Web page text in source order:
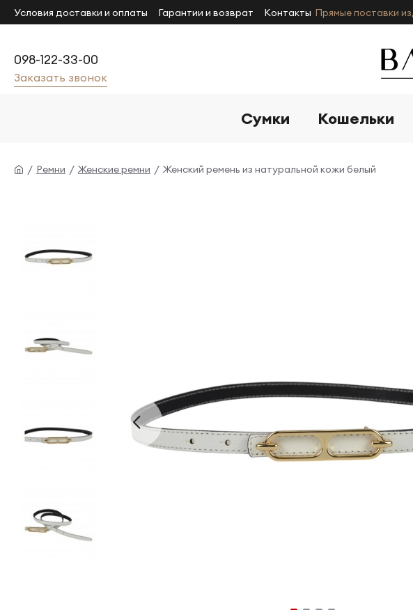
Условия доставки и оплаты Гарантии и возврат Контакты Прямые поставки
098-122-33-00
Заказать звонок
Сумки Кошельки
Ремни Женские ремни Женский ремень из натуральной кожи белый